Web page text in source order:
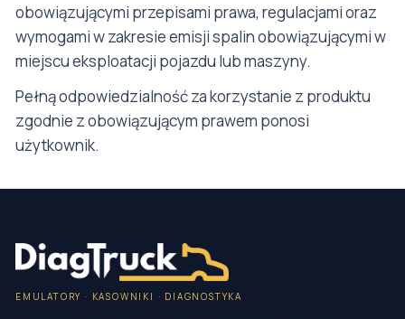
obowiązującymi przepisami prawa, regulacjami oraz
wymogami w zakresie emisji spalin obowiązującymi w
miejscu eksploatacji pojazdu lub maszyny.
Pełną odpowiedzialność za korzystanie z produktu
zgodnie z obowiązującym prawem ponosi
użytkownik.
EMULATORY · KASOWNIKI · DIAGNOSTYKA